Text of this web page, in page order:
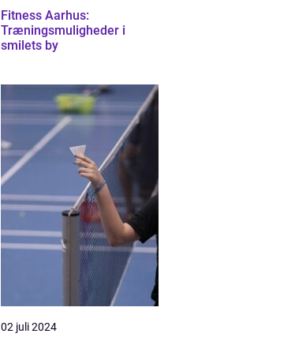
Fitness Aarhus:
Træningsmuligheder i
smilets by
02 juli 2024